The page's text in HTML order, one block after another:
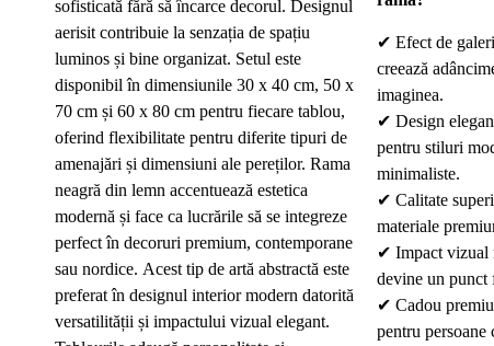
sofisticată fără să încarce decorul. Designul
aerisit contribuie la senzația de spațiu
luminos și bine organizat. Setul este
disponibil în dimensiunile 30 x 40 cm, 50 x
70 cm și 60 x 80 cm pentru fiecare tablou,
oferind flexibilitate pentru diferite tipuri de
amenajări și dimensiuni ale pereților. Rama
neagră din lemn accentuează estetica
modernă și face ca lucrările să se integreze
perfect în decoruri premium, contemporane
sau nordice. Acest tip de artă abstractă este
preferat în designul interior modern datorită
versatilității și impactului vizual elegant.
✔ Efect de
creează
imaginea.
✔ Design
pentru stiluri
minimaliste.
✔ Calitate
materiale
✔ Impact vizual
devine un punct
✔ Cadou
pentru persoane